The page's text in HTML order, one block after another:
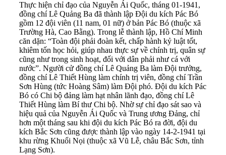
Thực hiện chỉ đạo của Nguyễn Ái Quốc, tháng 01-1941,
đồng chí Lê Quảng Ba đã thành lập Đội du kích Pác Bó
gồm 12 đội viên (11 nam, 01 nữ) ở bản Pác Bó (thuộc xã
Trường Hà, Cao Bằng). Trong lễ thành lập, Hồ Chí Minh
căn dặn: “Toàn đội phải đoàn kết, chấp hành kỷ luật tốt,
khiêm tốn học hỏi, giúp nhau thực sự về chính trị, quân sự
cũng như trong sinh hoạt, đối với dân phải như cá với
nước”. Người cử đồng chí Lê Quảng Ba làm Đội trưởng,
đồng chí Lê Thiết Hùng làm chính trị viên, đồng chí Trần
Sơn Hùng (tức Hoàng Sâm) làm Đội phó. Đội du kích Pác
Bó có Chi bộ đảng làm hạt nhân lãnh đạo, đồng chí Lê
Thiết Hùng làm Bí thư Chi bộ. Nhờ sự chỉ đạo sát sao và
hiệu quả của Nguyễn Ái Quốc và Trung ương Đảng, chỉ
hơn một tháng sau khi đội du kích Pác Bó ra đời, đội du
kích Bắc Sơn cũng được thành lập vào ngày 14-2-1941 tại
khu rừng Khuổi Nọi (thuộc xã Vũ Lễ, châu Bắc Sơn, tỉnh
Lạng Sơn).